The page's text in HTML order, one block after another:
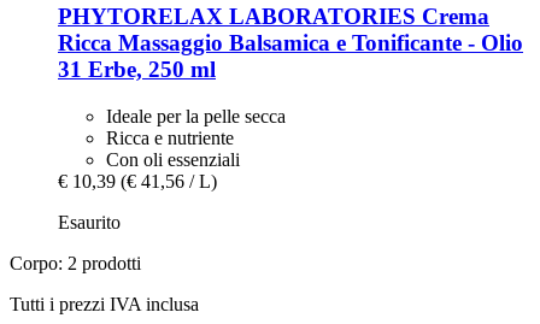
PHYTORELAX LABORATORIES Crema
Ricca Massaggio Balsamica e Tonificante -​ Olio
31 Erbe, 250 ml
Ideale per la pelle secca
Ricca e nutriente
Con oli essenziali
€ 10,39 (€ 41,56 / L)
Esaurito
Corpo: 2 prodotti
Tutti i prezzi IVA inclusa